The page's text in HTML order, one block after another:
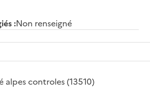
:Non renseigné
alpes controles(13510)